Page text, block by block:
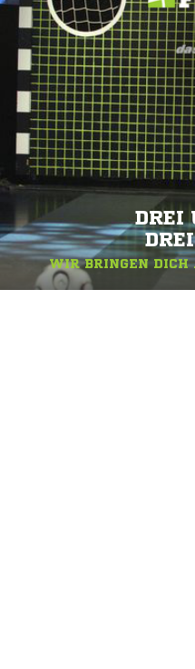
DREI
WIR BRINGEN DICH